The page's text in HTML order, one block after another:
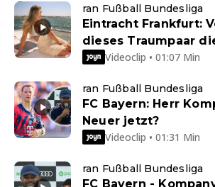
ran Fußball Bundesliga
Eintracht Frankfurt:
dieses Traumpaar
Videoclip • 01:07 Min
ran Fußball Bundesliga
FC Bayern: Herr
Neuer jetzt?
Videoclip • 01:31 Min
ran Fußball Bundesliga
FC Bayern -